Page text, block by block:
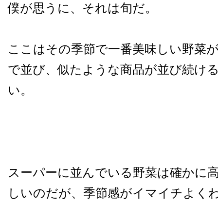
僕が思うに、それは旬だ。
ここはその季節で一番美味しい野菜
で並び、似たような商品が並び続け
い。
スーパーに並んでいる野菜は確かに
しいのだが、季節感がイマイチよく